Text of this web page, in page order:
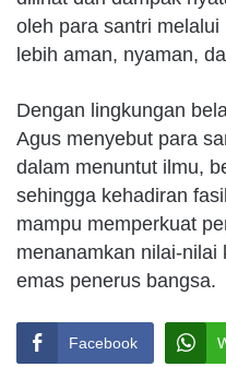
oleh para santri
lebih aman, nyaman,
Dengan lingkungan
Agus menyebut para
dalam menuntut ilmu,
sehingga kehadiran
mampu memperkuat
menanamkan nilai-nilai
emas penerus bangsa.
Facebook